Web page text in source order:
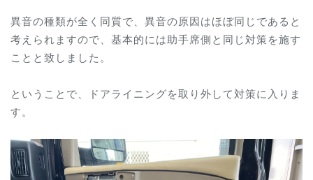
異音の種類が全く同質で、異音の原因はほぼ同じであると
考えられますので、基本的には助手席側と同じ対策を施す
ことと致しました。
ということで、ドアライニングを取り外して対策に入りま
す。